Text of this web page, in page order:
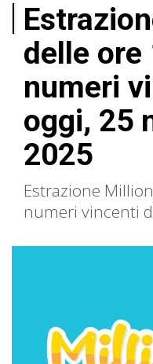
delle ore
numeri
oggi, 25
2025
Estrazione
numeri vincenti